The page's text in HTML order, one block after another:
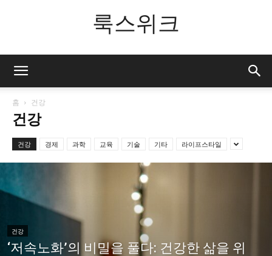
룩스위크
홈 건강
건강
건강 경제 과학 교육 기술 기타 라이프스타일
건강
‘저속노화’의 비밀을 풀다: 건강한 삶을 위